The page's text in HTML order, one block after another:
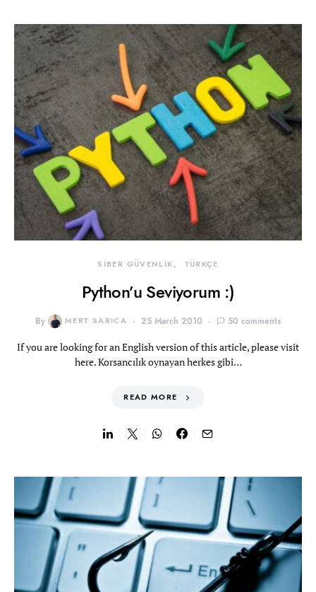
SİBER GÜVENLİK TÜRKÇE
Python’u Seviyorum :)
By MERT SARICA 25 March 2010 50 comments
If you are looking for an English version of this article, please visit
here. Korsancılık oynayan herkes gibi…
READ MORE